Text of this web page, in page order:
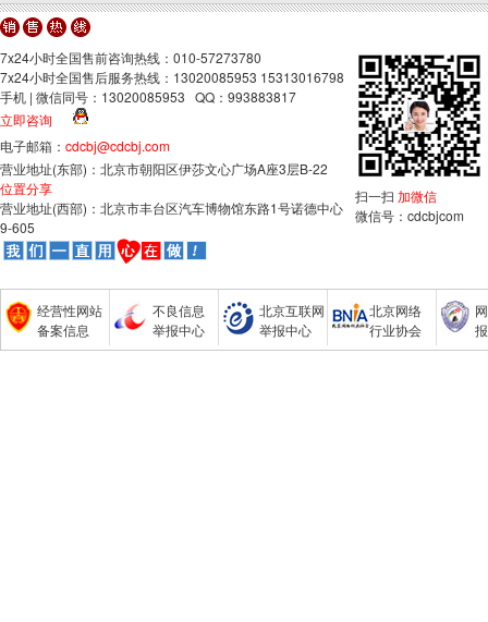
7x24小时全国售前咨询热线：010-57273780
7x24小时全国售后服务热线：13020085953 15313016798
手机 | 微信同号：13020085953 QQ：993883817
立即咨询
电子邮箱： cdcbj@cdcbj.com
营业地址(东部)：北京市朝阳区伊莎文心广场A座3层B-22
位置分享
营业地址(西部)：北京市丰台区汽车博物馆东路1号诺德中心
9-605
扫一扫 加微信
微信号：cdcbjcom
经营性网站
备案信息
不良信息
举报中心
北京互联网
举报中心
北京网络
行业协会